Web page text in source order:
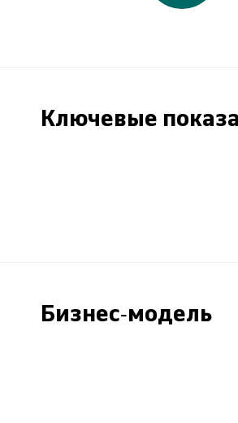
Ключевые
Бизнес-модель